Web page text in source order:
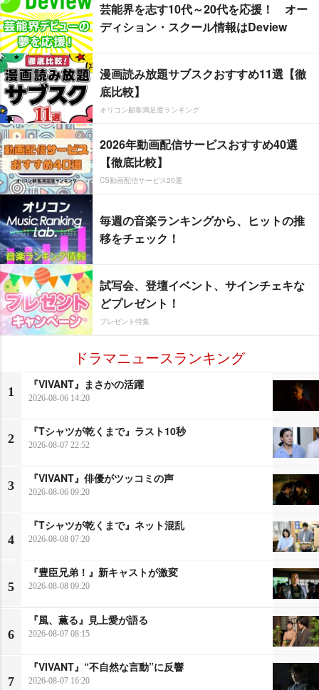
芸能界を志す10代～20代を応援！ オー
ディション・スクール情報はDeview
漫画読み放題サブスクおすすめ11選【徹
底比較】
オリコン顧客満足度ランキング
2026年動画配信サービスおすすめ40選
【徹底比較】
CS動画配信サービス20選
毎週の音楽ランキングから、ヒットの推
移をチェック！
試写会、登壇イベント、サインチェキな
どプレゼント！
プレゼント特集
ドラマニュースランキング
1
『VIVANT』まさかの活躍
2026-08-06 14:20
2
『Tシャツが乾くまで』ラスト10秒
2026-08-07 22:52
3
『VIVANT』俳優がツッコミの声
2026-08-06 09:20
4
『Tシャツが乾くまで』ネット混乱
2026-08-08 07:20
5
『豊臣兄弟！』新キャストが激変
2026-08-08 09:20
6
『風、薫る』見上愛が語る
2026-08-07 08:15
7
『VIVANT』“不自然な言動”に反響
2026-08-07 16:20